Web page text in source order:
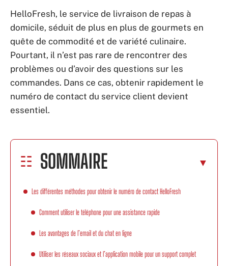
HelloFresh, le service de livraison de repas à
domicile, séduit de plus en plus de gourmets en
quête de commodité et de variété culinaire.
Pourtant, il n’est pas rare de rencontrer des
problèmes ou d’avoir des questions sur les
commandes. Dans ce cas, obtenir rapidement le
numéro de contact du service client devient
essentiel.
SOMMAIRE
Les différentes méthodes pour obtenir le numéro de contact HelloFresh
Comment utiliser le téléphone pour une assistance rapide
Les avantages de l’email et du chat en ligne
Utiliser les réseaux sociaux et l’application mobile pour un support complet